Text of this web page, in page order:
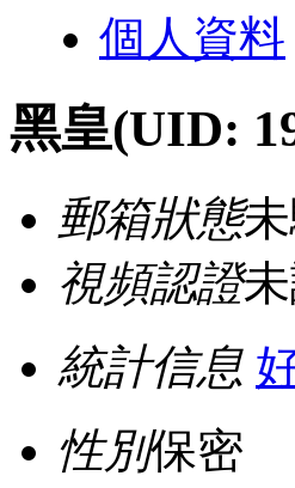
個人資料
黑皇(UID:
郵箱狀態
視頻認證
統計信息
性別保密